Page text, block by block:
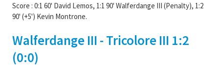
Score : 0:1 60' David Lemos, 1:1 90' Walferdange III (Penalty), 1:2
90' (+5') Kevin Montrone.
Walferdange III - Tricolore III 1:2
(0:0)